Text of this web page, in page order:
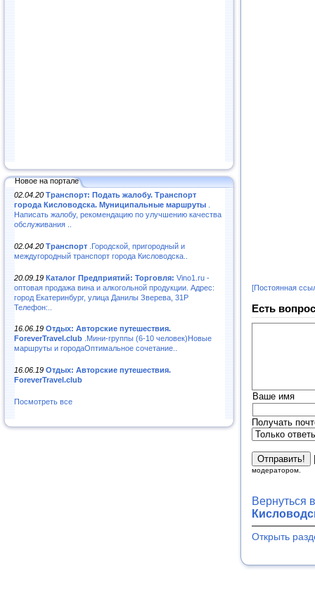
Новое на портале
02.04.20 Транспорт: Подать жалобу. Транспорт
города Кисловодска. Муниципальные маршруты
Написать жалобу, рекомендацию по улучшению качества
обслуживания ..
02.04.20 Транспорт .Городской, пригородный и
междугородный транспорт города Кисловодска..
20.09.19 Каталог Предприятий: Торговля: Vino1.ru -
оптовая продажа вина и алкогольной продукции. Адрес:
город Екатеринбург, улица Данилы Зверева, 31Р
Телефон:..
16.06.19 Отдых: Авторские путешествия.
ForeverTravel.club .Мини-группы (6-10 человек)Новые
маршруты и городаОптимальное сочетание..
16.06.19 Отдых: Авторские путешествия.
ForeverTravel.club
Посмотреть все
[Постоянная
Есть
Ваше имя
Получать
модератором.
Вернуться
Открыть